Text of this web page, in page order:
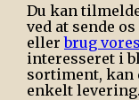
Du kan
ved at sende os
ellerbrug
interesseret i
sortiment, kan
enkelt levering.